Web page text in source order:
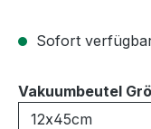
Sofort
Vakuumbeutel